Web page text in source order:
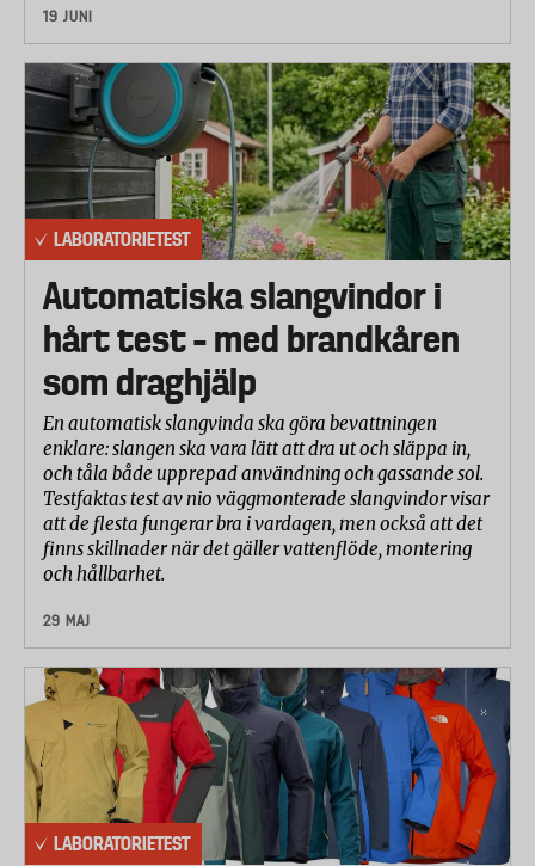
register, eller om det gjorts en kreditupplysning.
UC erbjuder även telefonassistans och hjälp att
avvisa felaktiga krav. Tjänsterna kostar mellan 300
och 800 kronor per år.
UC har också en gratistjänst, e-spärr, där privatpersoner kan
lista sig. Anslutna e-handlare kollar av mot listan och nekar
köp där spärrade personers uppgifter används.
I dagsläget är dock bara fem mindre e-handlare
anslutna till tjänsten.
19 JUNI
LABORATORIETEST
Automatiska slangvindor i
hårt test – med brandkåren
som draghjälp
En automatisk slangvinda ska göra bevattningen
enklare: slangen ska vara lätt att dra ut och släppa in,
och tåla både upprepad användning och gassande sol.
Testfaktas test av nio väggmonterade slangvindor visar
att de flesta fungerar bra i vardagen, men också att det
finns skillnader när det gäller vattenflöde, montering
och hållbarhet.
29 MAJ
LABORATORIETEST